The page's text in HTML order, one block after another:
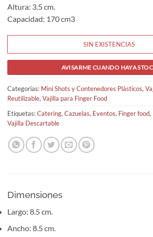
Altura: 3.5 cm.
Capacidad: 170 cm3
SIN EXISTENCIAS
AVISARME CUANDO HAYA
Categorías: Mini Shots y Contenedores Plásticos,
Reutilizable, Vajilla para Finger Food
Etiquetas:Catering, Cazuelas, Eventos, Finger food,
Vajilla Descartable
Dimensiones
Largo: 8.5 cm.
Ancho: 8.5 cm.